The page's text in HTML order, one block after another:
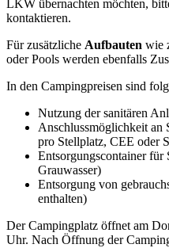
LKW übernachten möchten,
kontaktieren.
Für zusätzliche Aufbauten wie
oder Pools werden ebenfalls
In den Campingpreisen sind
Nutzung der sanitären
Anschlussmöglichkeit an
pro Stellplatz, CEE oder
Entsorgungscontainer für
Grauwasser)
Entsorgung von
enthalten)
Der Campingplatz öffnet am
Uhr. Nach Öffnung der